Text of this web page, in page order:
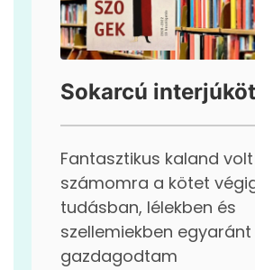
Sokarcú
Fantasztikus kaland volt
számomra a kötet
tudásban, lélekben és
szellemiekben egyaránt
gazdagodtam